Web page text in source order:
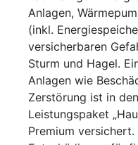
Anlagen,
(inkl.
versicherbaren
Sturm und Hagel.
Anlagen wie
Zerstörung ist in
Leistungspaket
Premium